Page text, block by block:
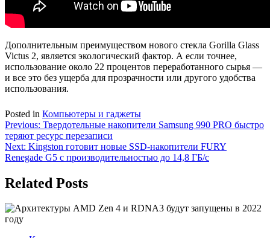
Дополнительным преимуществом нового стекла Gorilla Glass
Victus 2, является экологический фактор. А если точнее,
использование около 22 процентов переработанного сырья —
и все это без ущерба для прозрачности или другого удобства
использования.
Posted in Компьютеры и гаджеты
Навигация
по
записям
Previous: Твердотельные накопители Samsung 990 PRO быстро
теряют ресурс перезаписи
Next: Kingston готовит новые SSD-накопители FURY
Renegade G5 с производительностью до 14,8 ГБ/с
Related Posts